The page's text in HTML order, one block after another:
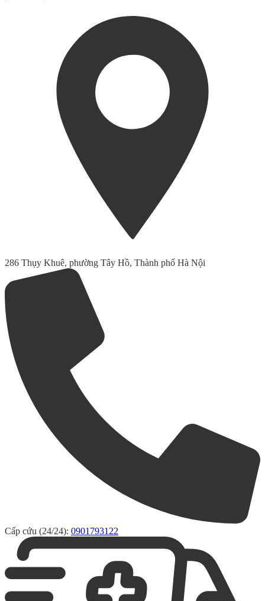
286 Thụy Khuê, phường Tây Hồ, Thành phố Hà Nội
Cấp cứu (24/24): 0901793122